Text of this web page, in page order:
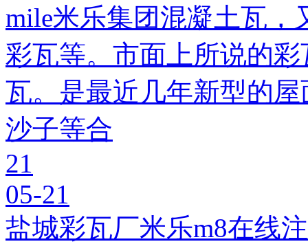
mile米乐集团混凝土瓦，
彩瓦等。市面上所说的
瓦。是最近几年新型的
沙子等合
21
05-21
盐城彩瓦厂米乐m8在线